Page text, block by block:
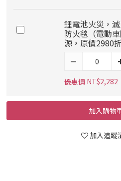
鋰電池火災，
防火毯（電動
源，原價2980
優惠價 NT$2,282
加入購物
加入追蹤